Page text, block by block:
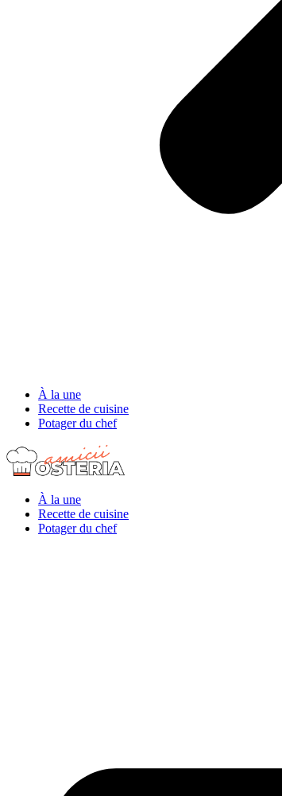
À la une
Recette de cuisine
Potager du chef
À la une
Recette de cuisine
Potager du chef